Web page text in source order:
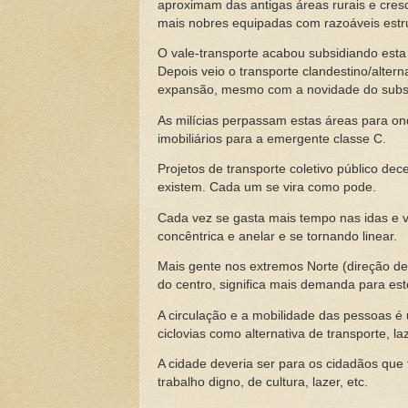
aproximam das antigas áreas rurais e
mais nobres equipadas com razoáveis
O vale-transporte acabou subsidiando
Depois veio o transporte clandestino/
expansão, mesmo com a novidade do
As milícias perpassam estas áreas para
imobiliários para a emergente classe C.
Projetos de transporte coletivo público
existem. Cada um se vira como pode.
Cada vez se gasta mais tempo nas idas e
concêntrica e anelar e se tornando linear.
Mais gente nos extremos Norte (direção
do centro, significa mais demanda para
A circulação e a mobilidade das pessoas
ciclovias como alternativa de transporte,
A cidade deveria ser para os cidadãos
trabalho digno, de cultura, lazer, etc.